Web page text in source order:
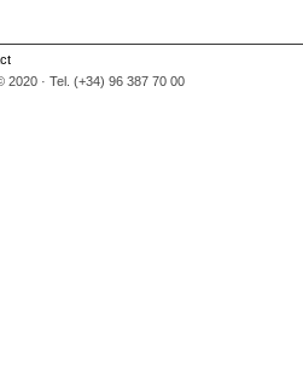
· Tel. (+34) 96 387 70 00